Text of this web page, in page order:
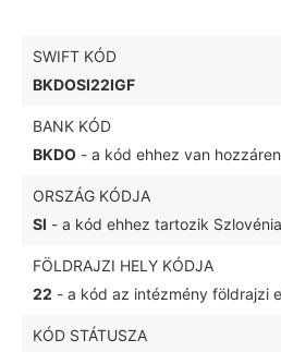
SWIFT KÓD
BKDOSI22IGF
BANK KÓD
BKDO - a kód ehhez van
ORSZÁG KÓDJA
SI - a kód ehhez tartozik Szlovénia
FÖLDRAJZI HELY KÓDJA
22 - a kód az intézmény földrajzi
KÓD STÁTUSZA